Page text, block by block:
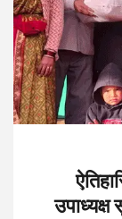
उपाध्यक्ष